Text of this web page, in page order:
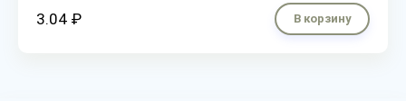
3.04 ₽ В корзину